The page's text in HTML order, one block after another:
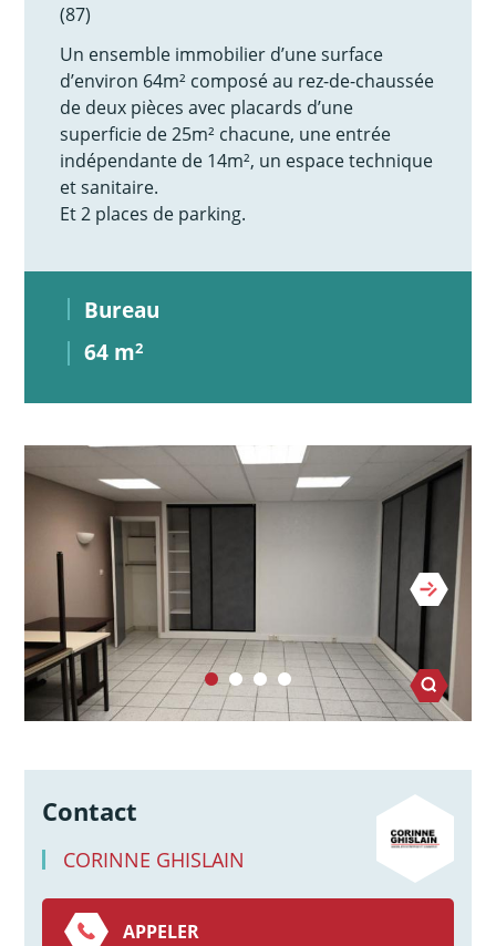
(87)
Un ensemble immobilier d’une surface
d’environ 64m² composé au rez-de-chaussée
de deux pièces avec placards d’une
superficie de 25m² chacune, une entrée
indépendante de 14m², un espace technique
et sanitaire.
Et 2 places de parking.
Bureau
64 m2
Contact
CORINNE GHISLAIN
APPELER